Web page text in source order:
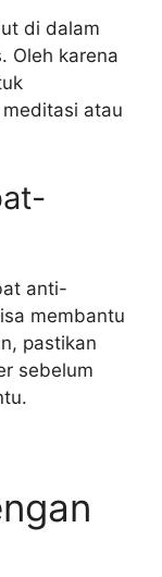
di dalam
Oleh karena
atau
anti-
membantu
pastikan
sebelum